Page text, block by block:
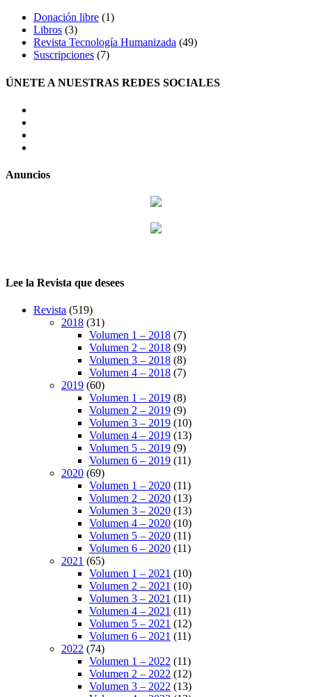
Donación libre (1)
Libros (3)
Revista Tecnología Humanizada (49)
Suscripciones (7)
ÚNETE A NUESTRAS REDES SOCIALES
Anuncios
Lee la Revista que desees
Revista (519)
2018 (31)
Volumen 1 – 2018 (7)
Volumen 2 – 2018 (9)
Volumen 3 – 2018 (8)
Volumen 4 – 2018 (7)
2019 (60)
Volumen 1 – 2019 (8)
Volumen 2 – 2019 (9)
Volumen 3 – 2019 (10)
Volumen 4 – 2019 (13)
Volumen 5 – 2019 (9)
Volumen 6 – 2019 (11)
2020 (69)
Volumen 1 – 2020 (11)
Volumen 2 – 2020 (13)
Volumen 3 – 2020 (13)
Volumen 4 – 2020 (10)
Volumen 5 – 2020 (11)
Volumen 6 – 2020 (11)
2021 (65)
Volumen 1 – 2021 (10)
Volumen 2 – 2021 (10)
Volumen 3 – 2021 (11)
Volumen 4 – 2021 (11)
Volumen 5 – 2021 (12)
Volumen 6 – 2021 (11)
2022 (74)
Volumen 1 – 2022 (11)
Volumen 2 – 2022 (12)
Volumen 3 – 2022 (13)